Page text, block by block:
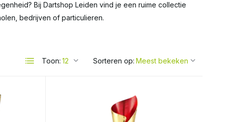
Bij Dartshop Leiden vind je een ruime collectie
bedrijven of particulieren.
Toon: Sorteren op: